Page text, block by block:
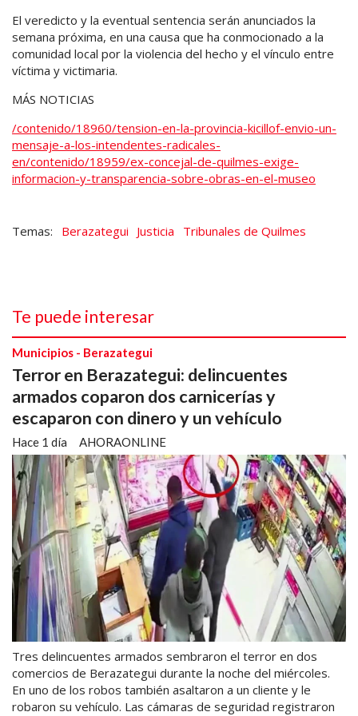
El veredicto y la eventual sentencia serán anunciados la
semana próxima, en una causa que ha conmocionado a la
comunidad local por la violencia del hecho y el vínculo entre
víctima y victimaria.
MÁS NOTICIAS
/contenido/18960/tension-en-la-provincia-kicillof-envio-un-
mensaje-a-los-intendentes-radicales-
en/contenido/18959/ex-concejal-de-quilmes-exige-
informacion-y-transparencia-sobre-obras-en-el-museo
Berazategui Justicia Tribunales de Quilmes
Te puede interesar
Terror en Berazategui: delincuentes
armados coparon dos carnicerías y
escaparon con dinero y un vehículo
AHORAONLINE
Municipios - Berazategui
Hace 1 día
Tres delincuentes armados sembraron el terror en dos
comercios de Berazategui durante la noche del miércoles.
En uno de los robos también asaltaron a un cliente y le
robaron su vehículo. Las cámaras de seguridad registraron